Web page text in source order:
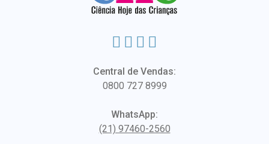
Central de Vendas:
0800 727 8999
WhatsApp:
(21) 97460-2560